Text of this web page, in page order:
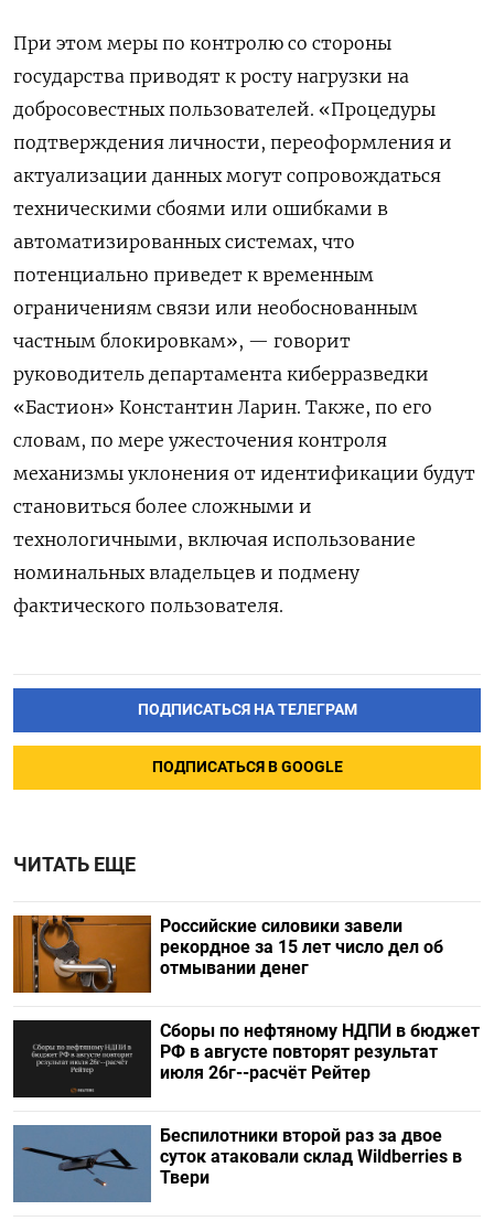
При этом меры по контролю со стороны
государства приводят к росту нагрузки на
добросовестных пользователей. «Процедуры
подтверждения личности, переоформления и
актуализации данных могут сопровождаться
техническими сбоями или ошибками в
автоматизированных системах, что
потенциально приведет к временным
ограничениям связи или необоснованным
частным блокировкам», — говорит
руководитель департамента киберразведки
«Бастион» Константин Ларин. Также, по его
словам, по мере ужесточения контроля
механизмы уклонения от идентификации будут
становиться более сложными и
технологичными, включая использование
номинальных владельцев и подмену
фактического пользователя.
ПОДПИСАТЬСЯ НА ТЕЛЕГРАМ
ПОДПИСАТЬСЯ В GOOGLE
ЧИТАТЬ ЕЩЕ
Российские силовики завели
рекордное за 15 лет число дел об
отмывании денег
Сборы по нефтяному НДПИ в бюджет
РФ в августе повторят результат
июля 26г--расчёт Рейтер
Беспилотники второй раз за двое
суток атаковали склад Wildberries в
Твери